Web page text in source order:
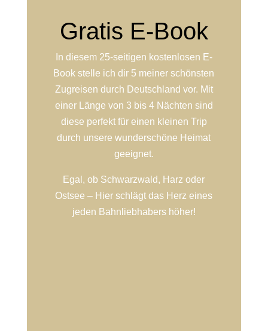
Gratis E-Book
In diesem 25-seitigen kostenlosen E-
Book stelle ich dir 5 meiner schönsten
Zugreisen durch Deutschland vor. Mit
einer Länge von 3 bis 4 Nächten sind
diese perfekt für einen kleinen Trip
durch unsere wunderschöne Heimat
geeignet.
Egal, ob Schwarzwald, Harz oder
Ostsee – Hier schlägt das Herz eines
jeden Bahnliebhabers höher!